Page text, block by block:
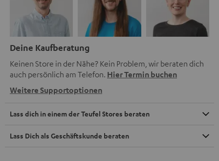
Deine Kaufberatung
Keinen Store in der Nähe? Kein Problem, wir beraten dich
auch persönlich am Telefon. Hier Termin buchen
Weitere Supportoptionen
Lass dich in einem der Teufel Stores beraten
Lass Dich als Geschäftskunde beraten